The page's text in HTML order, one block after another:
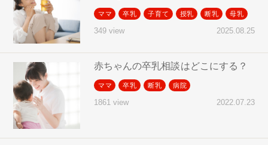
ママ 卒乳 子育て 授乳 断乳 母乳
349 view 2025.08.25
赤ちゃんの卒乳相談はどこにする？
ママ 卒乳 断乳 病院
1861 view 2022.07.23